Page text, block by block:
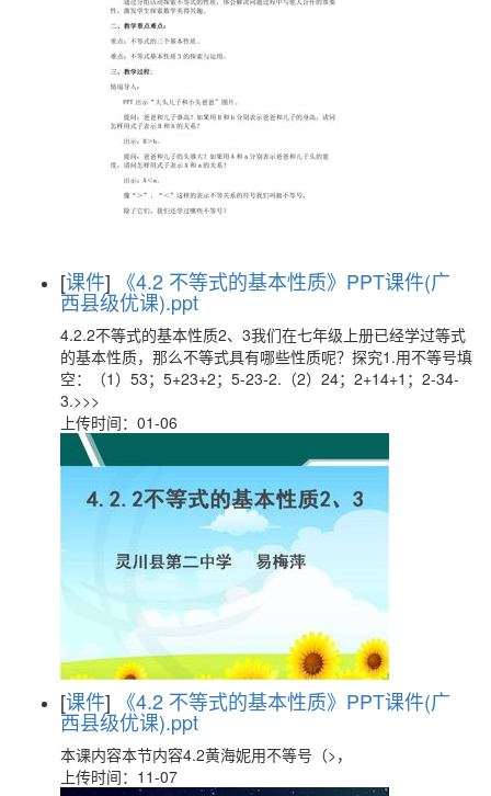
[课件] 《4.2 不等式的基本性质》PPT课件(广
西县级优课).ppt
4.2.2不等式的基本性质2、3我们在七年级上册已经学过等式
的基本性质，那么不等式具有哪些性质呢？探究1.用不等号填
空：（1）53；5+23+2；5-23-2.（2）24；2+14+1；2-34-
3.>>>
上传时间：01-06
[课件] 《4.2 不等式的基本性质》PPT课件(广
西县级优课).ppt
本课内容本节内容4.2黄海妮用不等号（>，
上传时间：11-07